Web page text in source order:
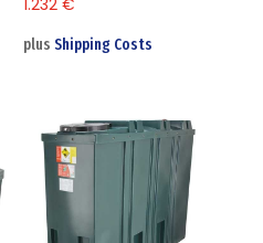
plusShipping Costs